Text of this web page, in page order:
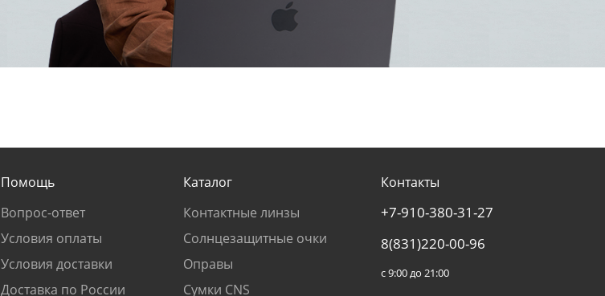
Помощь
Вопрос-ответ
Условия оплаты
Условия доставки
Доставка по России
Каталог
Контактные линзы
Солнцезащитные очки
Оправы
Сумки CNS
Контакты
+7-910-380-31-27
8(831)220-00-96
с 9:00 до 21:00